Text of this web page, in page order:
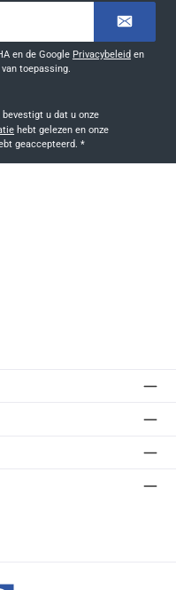
en de Google Privacybeleid en
toepassing.
Door doorgaan te selecteren, bevestigt u dat u onze
geaccepteerd. *